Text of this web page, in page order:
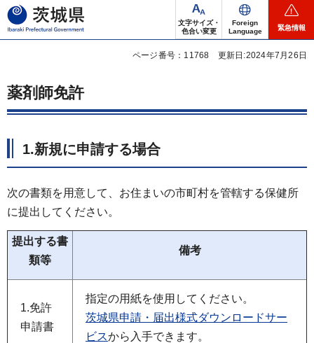
茨城県
文字サイズ・
色合い変更
Foreign
Language
緊急情報
ページ番号：11768 更新日:2024年7月26日
薬剤師免許
1.新規に申請する場合
次の書類を用意して、お住まいの市町村を管轄する保健所
に提出してください。
提出する書
類等
備考
1.免許
申請書
指定の用紙を使用してください。
茨城県申請・届出様式ダウンロードサー
ビスから入手できます。